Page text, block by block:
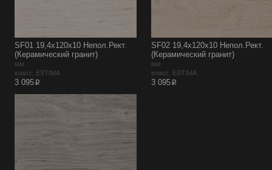
SF01 19,4х120х10 Непол.Рект.
(Керамический гранит)
мм
класс, ESTIMA
3 095p
SF02 19,4х120х10 Непол.Рект.
(Керамический гранит)
мм
класс, ESTIMA
3 095p